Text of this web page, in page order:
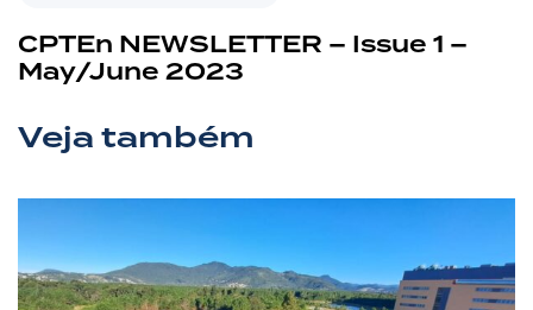
CPTEn NEWSLETTER – Issue 1 –
May/June 2023
Veja também